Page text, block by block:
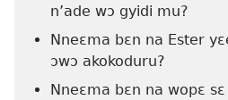
n’ade wɔ gyidi mu?
Nneɛma bɛn na Ester
ɔwɔ akokoduru?
Nneɛma bɛn na wopɛ